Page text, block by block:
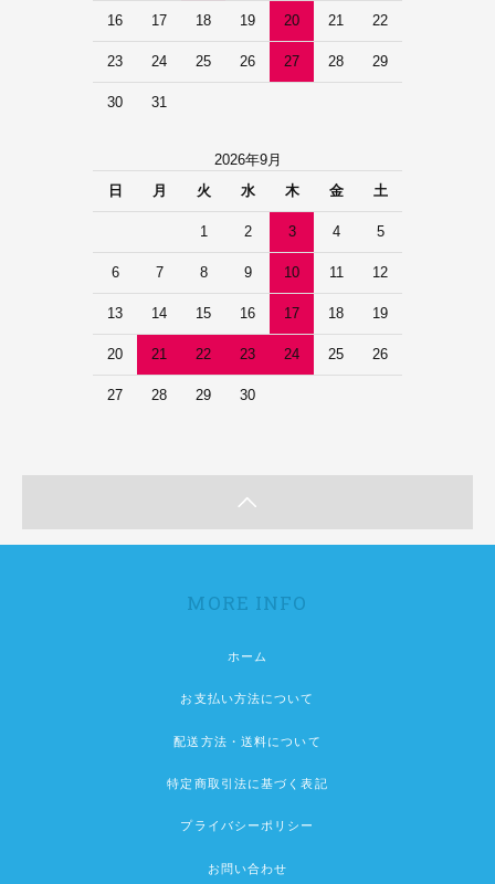
16 17 18 19 20 21 22
23 24 25 26 27 28 29
30 31
2026年9月
日
月 火 水 木 金 土
1 2 3 4 5
6 7 8 9 10 11 12
13 14 15 16 17 18 19
20 21 22 23 24 25 26
27 28 29 30
MORE INFO
ホーム
お支払い方法について
配送方法・送料について
特定商取引法に基づく表記
プライバシーポリシー
お問い合わせ